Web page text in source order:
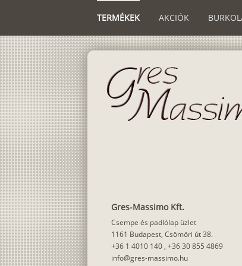
TERMÉKEK AKCIÓK
Gres-Massimo Kft.
Csempe és padlólap üzlet
1161 Budapest, Csömöri út 38.
+36 1 4010 140 , +36 30 855 4869
info@gres-massimo.hu